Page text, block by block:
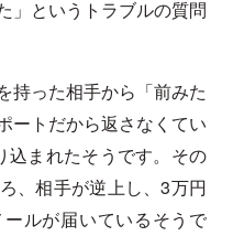
」というトラブルの質問
持った相手から「前みた
トだから返さなくてい
込まれたそうです。その
、相手が逆上し、3万円
ルが届いているそうで